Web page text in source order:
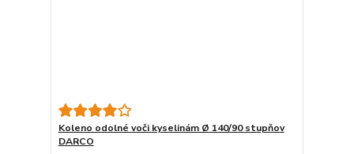
Koleno odolné voči kyselinám Ø 140/90 stupňov
DARCO